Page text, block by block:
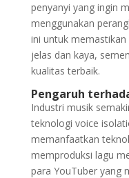
penyanyi yang ingin
menggunakan
ini untuk
jelas dan kaya,
kualitas terbaik.
Pengaruh
Industri musik
teknologi voice
memanfaatkan
memproduksi lagu
para YouTuber yang